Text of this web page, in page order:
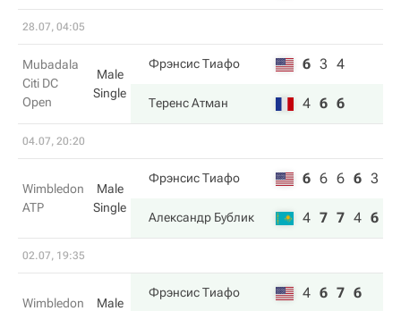
28.07, 04:05
Mubadala
Citi DC
Open
Male
Single
Фрэнсис Тиафо 6 3 4
Теренс Атман 4 6 6
04.07, 20:20
Wimbledon
ATP
Male
Single
Фрэнсис Тиафо 6 6 6 6 3
Александр Бублик 4 7 7 4 6
02.07, 19:35
Wimbledon
Male
Фрэнсис Тиафо 4 6 7 6